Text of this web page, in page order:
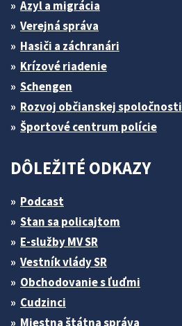
Azyl a migrácia
Verejná správa
Hasiči a záchranári
Krízové riadenie
Schengen
Rozvoj občianskej spoločnosti
Športové centrum polície
DÔLEŽITÉ ODKAZY
Podcast
Stan sa policajtom
E-služby MV SR
Vestník vlády SR
Obchodovanie s ľuďmi
Cudzinci
Miestna štátna správa